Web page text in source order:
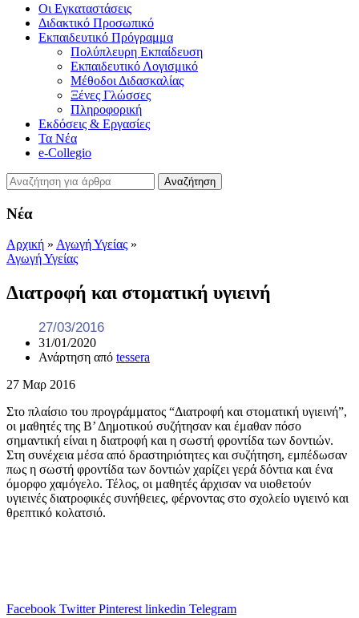
Οι Εγκαταστάσεις
Διδακτικό Προσωπικό
Εκπαιδευτικό Πρόγραμμα
Πολύπλευρη Εκπαίδευση
Εκπαιδευτικό Λογισμικό
Μέθοδοι Διδασκαλίας
Ξένες Γλώσσες
Πληροφορική
Εκδόσεις & Εργασίες
Τα Νέα
e-Collegio
Αναζήτηση
Νέα
Αρχική » Αγωγή Υγείας »
Αγωγή Υγείας
Διατροφή και στοματική υγιεινή
27/03/2016
31/01/2020
Ανάρτηση από tessera
27 Μαρ 2016
Στο πλαίσιο του προγράμματος “Διατροφή και στοματική υγιεινή”,
οι μαθητές της Β’ Δημοτικού συζήτησαν και έμαθαν πόσο
σημαντική είναι η διατροφή και η σωστή φροντίδα των δοντιών.
Στη συνέχεια μέσα από δραστηριότητες και συζήτηση, εμπέδωσαν
πως η σωστή φροντίδα των δοντιών χαρίζει γερά δόντια και ένα
όμορφο χαμόγελο. Τέλος, οι μαθητές άρχισαν να υιοθετούν
υγιεινές διατροφικές συνήθειες, φέρνοντας στο σχολείο υγιεινό και
θρεπτικό κολατσιό.
Facebook Twitter Pinterest linkedin Telegram